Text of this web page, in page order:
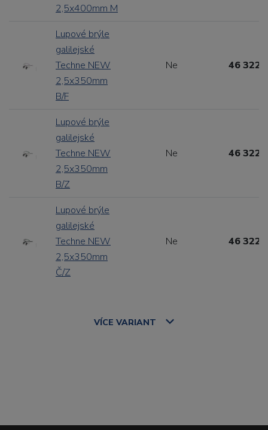
2,5x400mm M
Lupové brýle
galilejské
Techne NEW
2,5x350mm
B/F
Ne 46
Lupové brýle
galilejské
Techne NEW
2,5x350mm
B/Z
Ne 46
Lupové brýle
galilejské
Techne NEW
2,5x350mm
Č/Z
Ne 46
VÍCE VARIANT